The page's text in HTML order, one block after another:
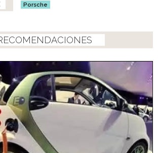
Porsche